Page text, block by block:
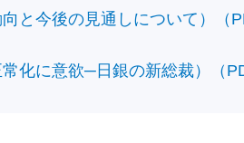
と今後の見通しについて）（
化に意欲─日銀の新総裁）（